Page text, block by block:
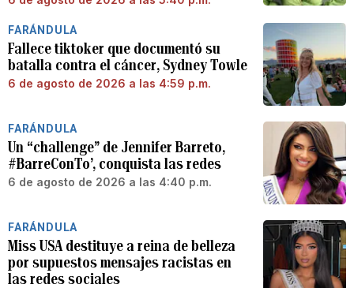
FARÁNDULA
Fallece tiktoker que documentó su
batalla contra el cáncer, Sydney Towle
6 de agosto de 2026 a las 4:59 p.m.
FARÁNDULA
Un “challenge” de Jennifer Barreto,
#BarreConTo’, conquista las redes
6 de agosto de 2026 a las 4:40 p.m.
FARÁNDULA
Miss USA destituye a reina de belleza
por supuestos mensajes racistas en
las redes sociales